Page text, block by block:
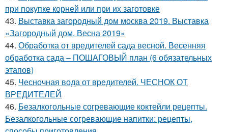
при покупке корней или при их заготовке
43. Выставка загородный дом москва 2019. Выставка
«Загородный дом. Весна 2019»
44. Обработка от вредителей сада весной. Весенняя
обработка сада – ПОШАГОВЫЙ план (6 обязательных
этапов)
45. Чесночная вода от вредителей. ЧЕСНОК ОТ
ВРЕДИТЕЛЕЙ
46. Безалкогольные согревающие коктейли рецепты.
Безалкогольные согревающие напитки: рецепты,